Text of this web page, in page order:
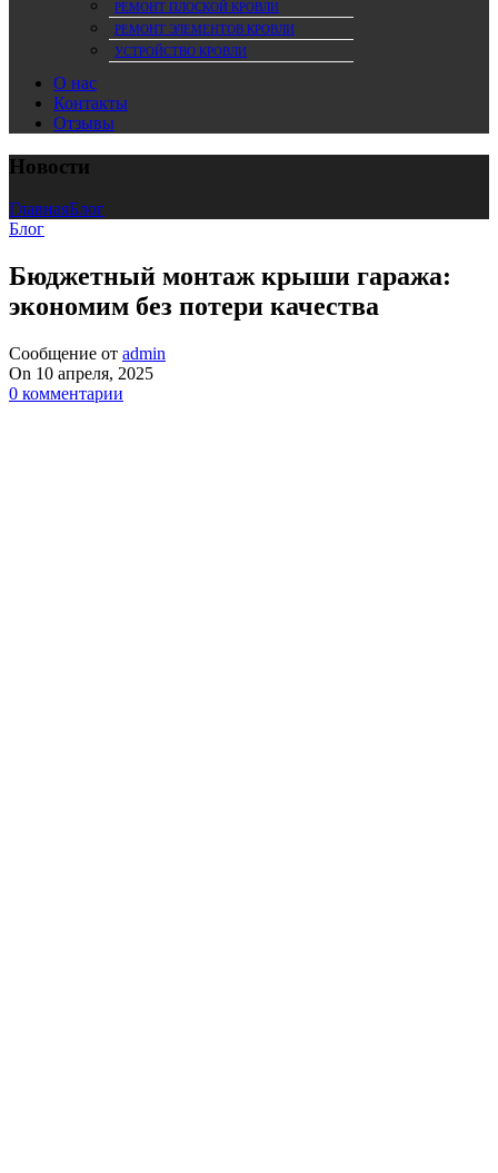
РЕМОНТ ПЛОСКОЙ КРОВЛИ
РЕМОНТ ЭЛЕМЕНТОВ КРОВЛИ
УСТРОЙСТВО КРОВЛИ
О нас
Контакты
Отзывы
Новости
ГлавнаяБлог
Блог
Бюджетный монтаж крыши гаража:
экономим без потери качества
Сообщение от admin
On 10 апреля, 2025
0 комментарии